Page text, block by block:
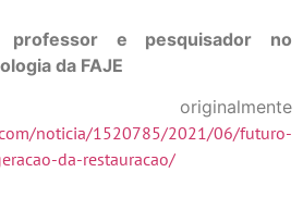
e pesquisador no
da FAJE
originalmente
noticia/1520785/2021/06/futuro-
da-restauracao/